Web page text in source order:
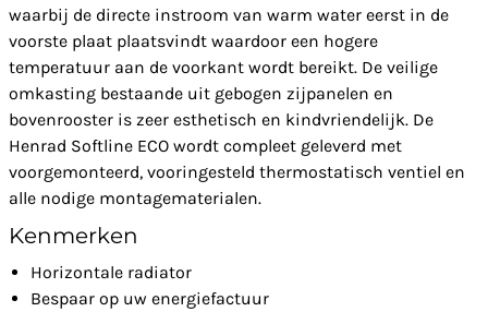
waarbij de directe instroom van warm water eerst in de
voorste plaat plaatsvindt waardoor een hogere
temperatuur aan de voorkant wordt bereikt. De veilige
omkasting bestaande uit gebogen zijpanelen en
bovenrooster is zeer esthetisch en kindvriendelijk. De
Henrad Softline ECO wordt compleet geleverd met
voorgemonteerd, vooringesteld thermostatisch ventiel en
alle nodige montagematerialen.
Kenmerken
Horizontale radiator
Bespaar op uw energiefactuur